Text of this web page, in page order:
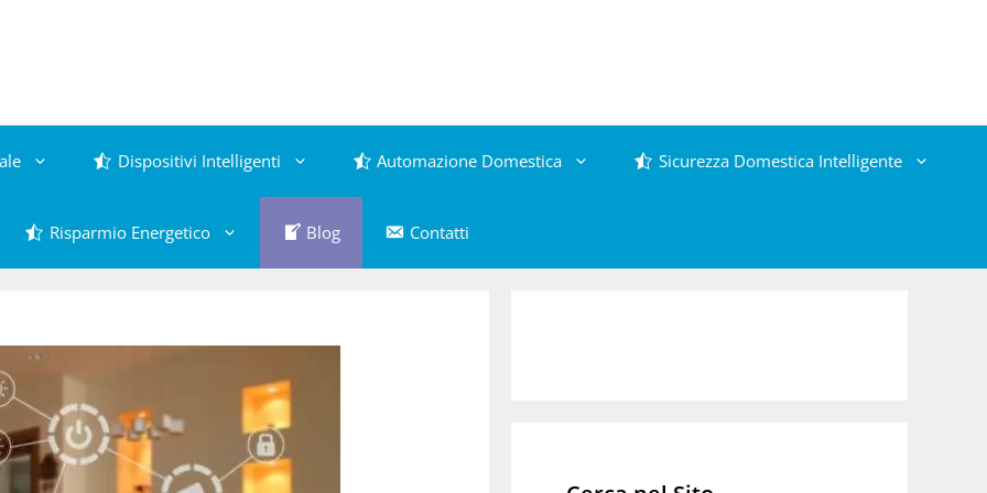
Dispositivi Intelligenti Automazione Domestica Sicurezza Domestica Intelligente
Risparmio Energetico Blog Contatti